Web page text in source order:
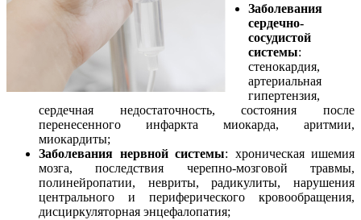
Заболевания
сердечно-
сосудистой
системы:
стенокардия,
артериальная
гипертензия,
сердечная недостаточность, состояния после
перенесенного инфаркта миокарда, аритмии,
миокардиты;
Заболевания нервной системы: хроническая ишемия
мозга, последствия черепно-мозговой травмы,
полинейропатии, невриты, радикулиты, нарушения
центрального и периферического кровообращения,
дисциркуляторная энцефалопатия;